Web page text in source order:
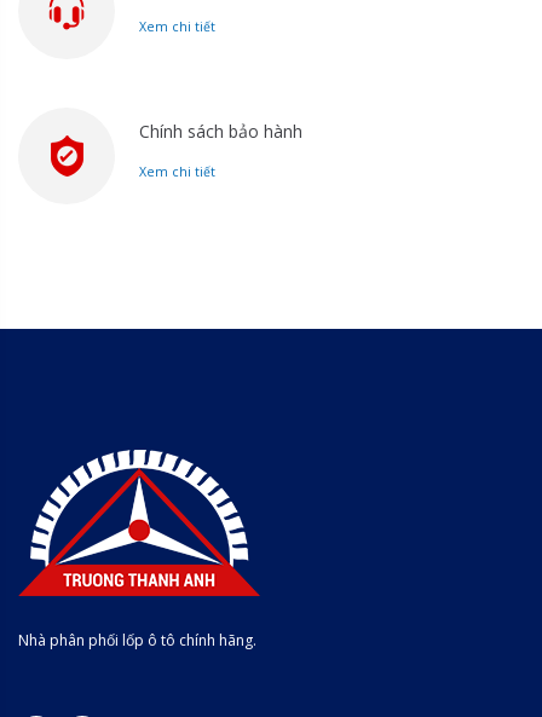
Xem chi tiết
Chính sách bảo hành
Xem chi tiết
Nhà phân phối lốp ô tô chính hãng.